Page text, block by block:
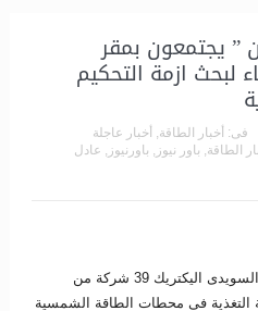
” يجتمعون بمقر
لبحث ازمة التحكيم
فى: أخبار الطاقة, أخبار عاجلة
الطاقة, باور نيوز , باورنيوز , عادل
يجتمع بعد غدا الثلاثاء بمقر شركة السويدى اليكتريك 39 شركة من
التغذية فى محطات الطاقة الشمسية